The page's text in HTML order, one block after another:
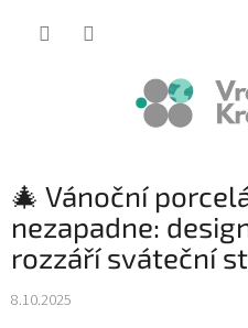
🎄 Vánoční
nezapadne:
rozzáří sváteční
8.10.2025